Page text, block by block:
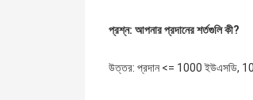
প্রশ্ন: আপনার প্রদানের শর্তগুলি কী?
উত্তর: প্রদান <= 1000 ইউএসডি,